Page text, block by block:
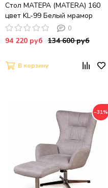
Стол МАТЕРА (MATERA) 160
цвет KL-99 Белый мрамор
матовый, итальянская
керамика/ ЧЕРНЫЙ, ®DISAUR
0
94 220 руб 134 600 руб
В корзину
−31%